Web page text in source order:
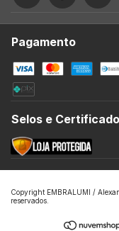
Pagamento
Selos e
Copyright EMBRALUMI /
reservados.